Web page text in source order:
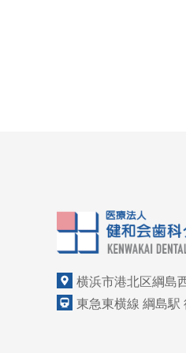
横浜市港北区綱島
東急東横線 綱島駅